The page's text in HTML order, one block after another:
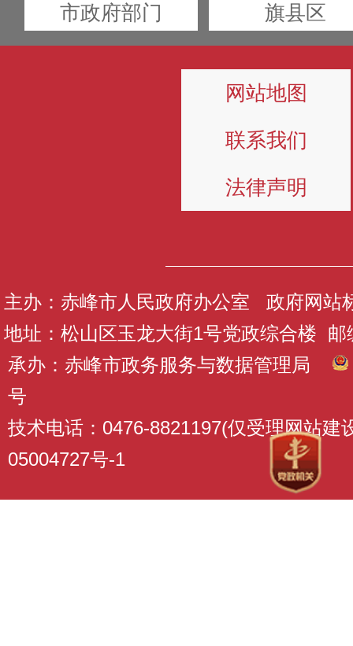
市政府部门 旗县区
网站地图
联系我们
法律声明
主办：赤峰市人民政府办公室 政府网站
地址：松山区玉龙大街1号党政综合楼 邮
承办：赤峰市政务服务与数据管理局
号
技术电话：0476-8821197(仅受理网站建
05004727号-1